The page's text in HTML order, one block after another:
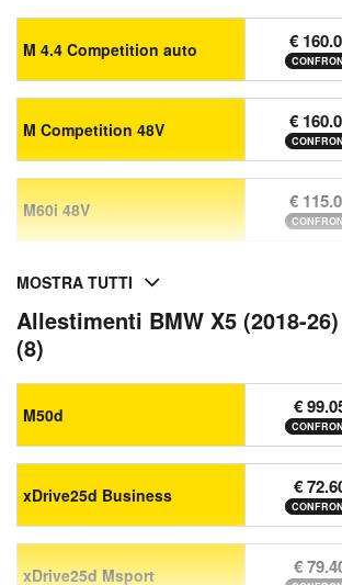
M 4.4 Competition auto €
M Competition 48V €
M60i 48V €
MOSTRA TUTTI
Allestimenti BMW X5 (2018-
(8)
M50d €
xDrive25d Business €
xDrive25d Msport €